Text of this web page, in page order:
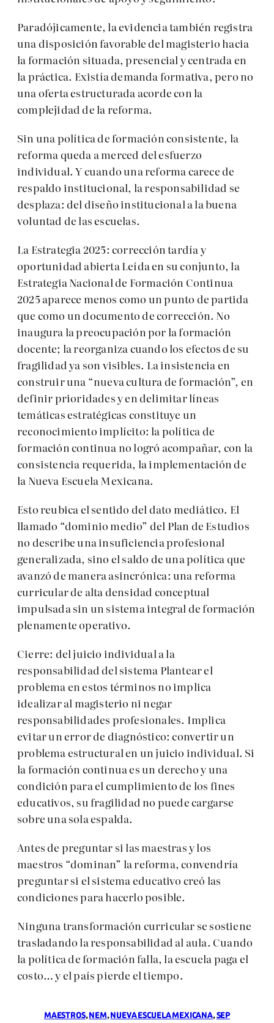
Paradójicamente, la evidencia también registra
una disposición favorable del magisterio hacia
la formación situada, presencial y centrada en
la práctica. Existía demanda formativa, pero no
una oferta estructurada acorde con la
complejidad de la reforma.
Sin una política de formación consistente, la
reforma queda a merced del esfuerzo
individual. Y cuando una reforma carece de
respaldo institucional, la responsabilidad se
desplaza: del diseño institucional a la buena
voluntad de las escuelas.
La Estrategia 2025: corrección tardía y
oportunidad abierta Leída en su conjunto, la
Estrategia Nacional de Formación Continua
2025 aparece menos como un punto de partida
que como un documento de corrección. No
inaugura la preocupación por la formación
docente; la reorganiza cuando los efectos de su
fragilidad ya son visibles. La insistencia en
construir una “nueva cultura de formación”, en
definir prioridades y en delimitar líneas
temáticas estratégicas constituye un
reconocimiento implícito: la política de
formación continua no logró acompañar, con la
consistencia requerida, la implementación de
la Nueva Escuela Mexicana.
Esto reubica el sentido del dato mediático. El
llamado “dominio medio” del Plan de Estudios
no describe una insuficiencia profesional
generalizada, sino el saldo de una política que
avanzó de manera asincrónica: una reforma
curricular de alta densidad conceptual
impulsada sin un sistema integral de formación
plenamente operativo.
Cierre: del juicio individual a la
responsabilidad del sistema Plantear el
problema en estos términos no implica
idealizar al magisterio ni negar
responsabilidades profesionales. Implica
evitar un error de diagnóstico: convertir un
problema estructural en un juicio individual. Si
la formación continua es un derecho y una
condición para el cumplimiento de los fines
educativos, su fragilidad no puede cargarse
sobre una sola espalda.
Antes de preguntar si las maestras y los
maestros “dominan” la reforma, convendría
preguntar si el sistema educativo creó las
condiciones para hacerlo posible.
Ninguna transformación curricular se sostiene
trasladando la responsabilidad al aula. Cuando
la política de formación falla, la escuela paga el
costo… y el país pierde el tiempo.
MAESTROS, NEM, NUEVA ESCUELA MEXICANA, SEP